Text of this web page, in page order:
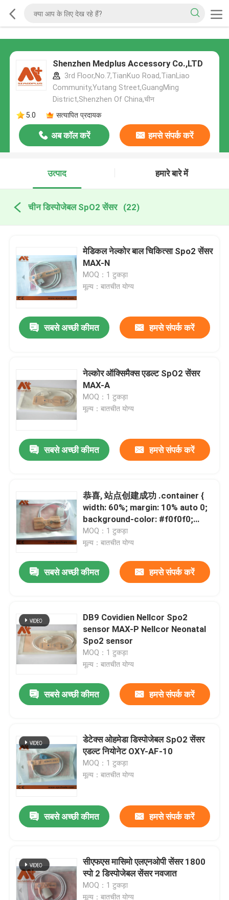
Shenzhen Medplus Accessory Co.,LTD
3rd Floor,No.7,TianKuo Road,TianLiao
Community,Yutang Street,GuangMing
District,Shenzhen Of China,चीन
5.0
सत्यापित प्रदायक
अब कॉल करें हमसे संपर्क करें
उत्पाद हमारे बारे में
चीन डिस्पोजेबल SpO2 सेंसर (22)
मेडिकल नेल्कोर बाल चिकित्सा Spo2 सेंसर
MAX-N
MOQ：1 टुकड़ा
मूल्य：बातचीत योग्य
सबसे अच्छी कीमत हमसे संपर्क करें
नेल्कोर ऑक्सिमैक्स एडल्ट SpO2 सेंसर
MAX-A
MOQ：1 टुकड़ा
मूल्य：बातचीत योग्य
सबसे अच्छी कीमत हमसे संपर्क करें
恭喜, 站点创建成功 .container {
width: 60%; margin: 10% auto 0;
background-color: #f0f0f0;
padding: 2% 5%; border-radius:
10px } ul { padding-left: 20px; }
#20a53a } window.onload =
function() {
MOQ：1 टुकड़ा
मूल्य：बातचीत योग्य
सबसे अच्छी कीमत हमसे संपर्क करें
DB9 Covidien Nellcor Spo2
sensor MAX-P Nellcor Neonatal
Spo2 sensor
MOQ：1 टुकड़ा
मूल्य：बातचीत योग्य
सबसे अच्छी कीमत हमसे संपर्क करें
डेटेक्स ओहमेडा डिस्पोजेबल SpO2 सेंसर
एडल्ट नियोनेट OXY-AF-10
MOQ：1 टुकड़ा
मूल्य：बातचीत योग्य
सबसे अच्छी कीमत हमसे संपर्क करें
सीएफएस मासिमो एलएनओपी सेंसर 1800
स्पो 2 डिस्पोजेबल सेंसर नवजात
MOQ：1 टुकड़ा
मूल्य：बातचीत योग्य